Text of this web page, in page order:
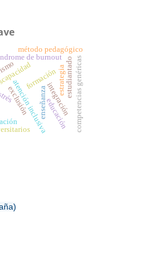
formación
atención inclusiva
enseñanza
exclusión
de burnout
método pedagógico
educación
integracióncompetencias genéricas
estrategiaestudiantado